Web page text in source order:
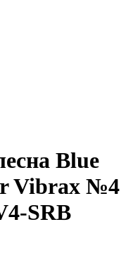
Blue
Vibrax №4
SRB